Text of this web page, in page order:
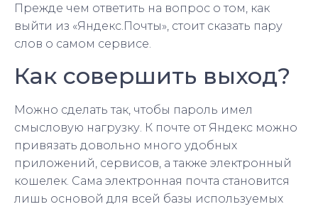
Прежде чем ответить на вопрос о том, как
выйти из «Яндекс.Почты», стоит сказать пару
слов о самом сервисе.
Как совершить выход?
Можно сделать так, чтобы пароль имел
смысловую нагрузку. К почте от Яндекс можно
привязать довольно много удобных
приложений, сервисов, а также электронный
кошелек. Сама электронная почта становится
лишь основой для всей базы используемых